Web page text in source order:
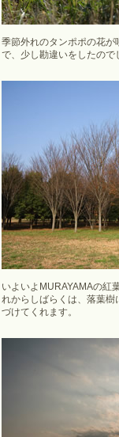
季節外れのタンポポの花が
で、少し勘違いをしたので
いよいよMURAYAMAの紅
れからしばらくは、落葉樹
づけてくれます。